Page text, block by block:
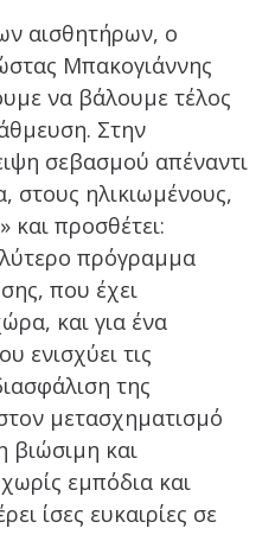
αισθητήρων, ο
Μπακογιάννης
να βάλουμε τέλος
Στην
σεβασμού απέναντι
στους ηλικιωμένους,
και προσθέτει:
πρόγραμμα
που έχει
και για ένα
ενισχύει τις
της
μετασχηματισμό
βιώσιμη και
εμπόδια και
ίσες ευκαιρίες σε